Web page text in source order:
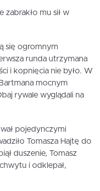
zabrakło mu sił w
się ogromnym
runda utrzymana
i kopnięcia nie było. W
mocnym
rywale wyglądali na
pojedynczymi
Tomasza Hajtę do
duszenie, Tomasz
i odklepał,